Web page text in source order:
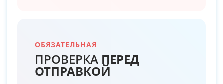
ОБЯЗАТЕЛЬНАЯ
ПРОВЕРКА ПЕРЕД
ОТПРАВКОЙ